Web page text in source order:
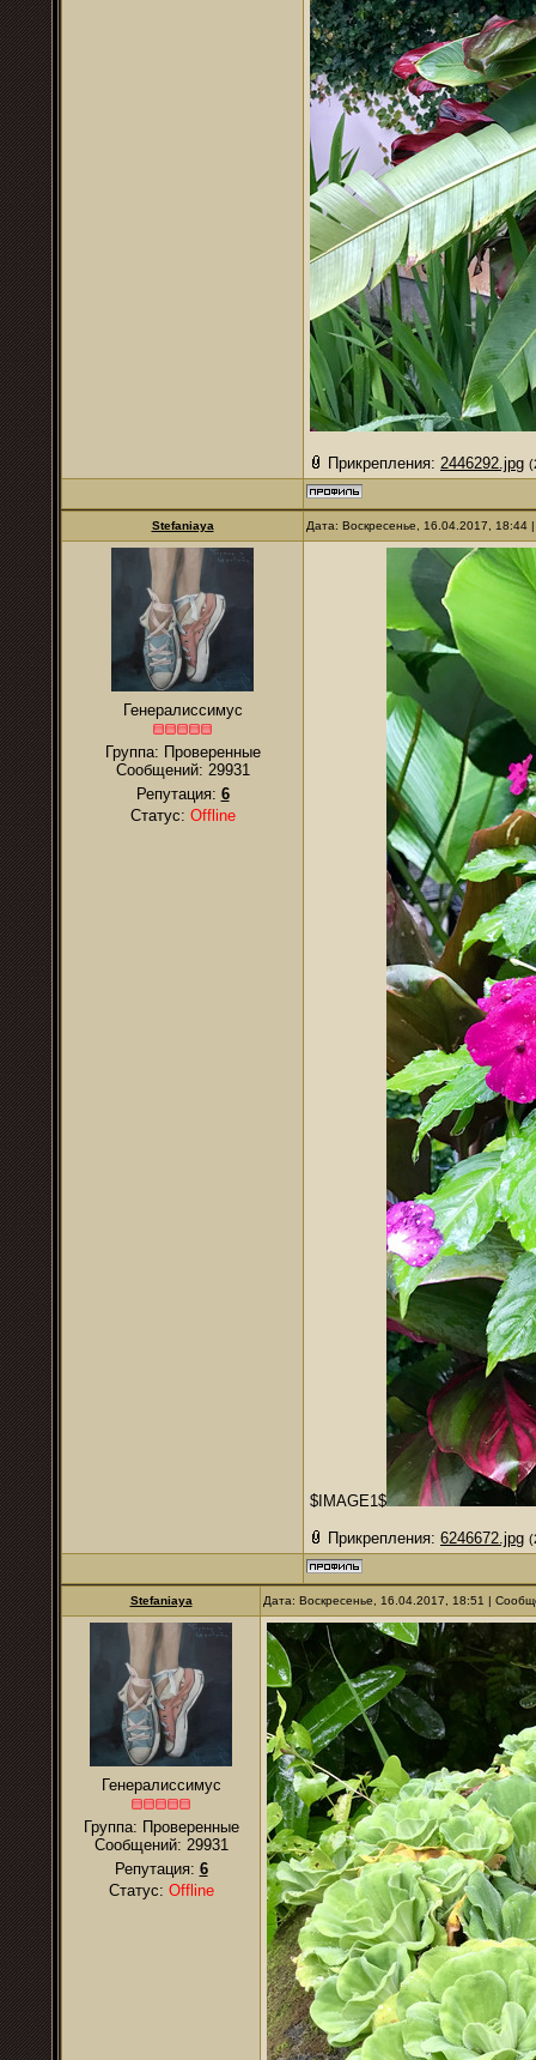
Прикрепления: 2446292.jpg
Stefaniaya Дата: Воскресенье, 16.04.2017,
Генералиссимус
Группа: Проверенные
Сообщений: 29931
Репутация: 6
Статус: Offline
$IMAGE1$
Прикрепления: 6246672.jpg
Stefaniaya Дата: Воскресенье, 16.04.2017, 18:51 |
Генералиссимус
Группа: Проверенные
Сообщений: 29931
Репутация: 6
Статус: Offline